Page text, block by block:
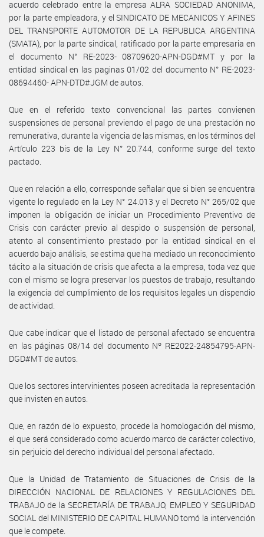
acuerdo celebrado entre la empresa ALRA SOCIEDAD ANONIMA,
por la parte empleadora, y el SINDICATO DE MECANICOS Y AFINES
DEL TRANSPORTE AUTOMOTOR DE LA REPUBLICA ARGENTINA
(SMATA), por la parte sindical, ratificado por la parte empresaria en
el documento N° RE-2023- 08709620-APN-DGD#MT y por la
entidad sindical en las paginas 01/02 del documento N° RE-2023-
08694460- APN-DTD#JGM de autos.
Que en el referido texto convencional las partes convienen
suspensiones de personal previendo el pago de una prestación no
remunerativa, durante la vigencia de las mismas, en los términos del
Artículo 223 bis de la Ley N° 20.744, conforme surge del texto
pactado.
Que en relación a ello, corresponde señalar que si bien se encuentra
vigente lo regulado en la Ley N° 24.013 y el Decreto N° 265/02 que
imponen la obligación de iniciar un Procedimiento Preventivo de
Crisis con carácter previo al despido o suspensión de personal,
atento al consentimiento prestado por la entidad sindical en el
acuerdo bajo análisis, se estima que ha mediado un reconocimiento
tácito a la situación de crisis que afecta a la empresa, toda vez que
con el mismo se logra preservar los puestos de trabajo, resultando
la exigencia del cumplimiento de los requisitos legales un dispendio
de actividad.
Que cabe indicar que el listado de personal afectado se encuentra
en las páginas 08/14 del documento Nº RE2022-24854795-APN-
DGD#MT de autos.
Que los sectores intervinientes poseen acreditada la representación
que invisten en autos.
Que, en razón de lo expuesto, procede la homologación del mismo,
el que será considerado como acuerdo marco de carácter colectivo,
sin perjuicio del derecho individual del personal afectado.
Que la Unidad de Tratamiento de Situaciones de Crisis de la
DIRECCIÓN NACIONAL DE RELACIONES Y REGULACIONES DEL
TRABAJO de la SECRETARÍA DE TRABAJO, EMPLEO Y SEGURIDAD
SOCIAL del MINISTERIO DE CAPITAL HUMANO tomó la intervención
que le compete.